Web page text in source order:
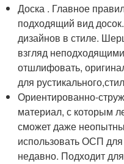
Доска . Главное
подходящий вид
дизайнов в стиле.
взгляд
отшлифовать,
для
Ориентированно-
материал, с которым
сможет даже
использовать ОСП
недавно. Подходит